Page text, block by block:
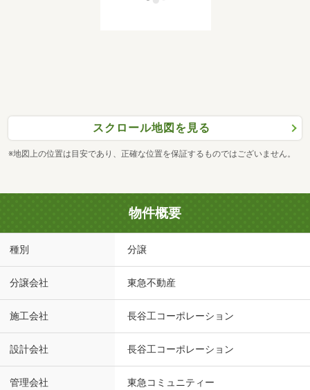
スクロール地図を見る
※地図上の位置は目安であり、正確な位置を保証するものではございません。
物件概要
種別 分譲
分譲会社 東急不動産
施工会社 長谷工コーポレーション
設計会社 長谷工コーポレーション
管理会社 東急コミュニティー